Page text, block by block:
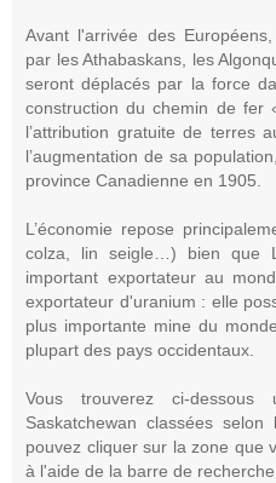
Avant l'arrivée des
par les Athabaskans, les
seront déplacés par la force
construction du chemin de fer
l’attribution gratuite de terres
l’augmentation de sa
province Canadienne en 1905.
L’économie repose
colza, lin seigle…) bien que
important exportateur au
exportateur d'uranium : elle
plus importante mine du
plupart des pays occidentaux.
Vous trouverez ci-
Saskatchewan classées
pouvez cliquer sur la zone que
à l'aide de la barre de